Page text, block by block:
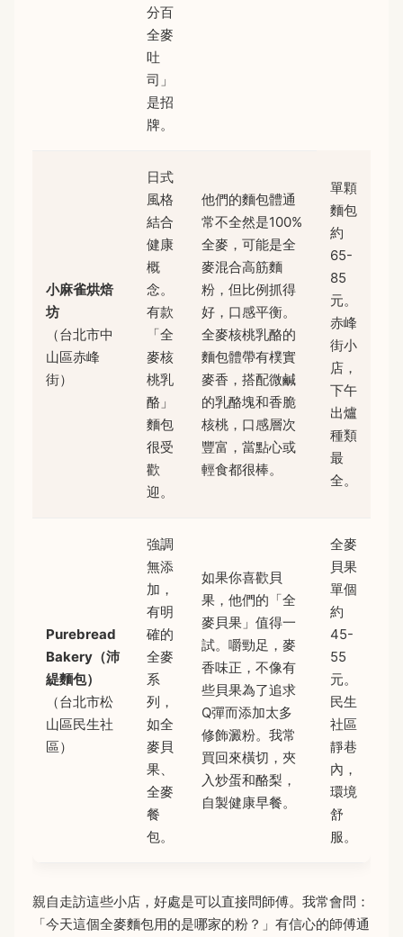
分百
全麥
吐
司」
是招
牌。
小麻雀烘焙
坊
（台北市中
山區赤峰
街）
日式
風格
結合
健康
概
念。
有款
「全
麥核
桃乳
酪」
麵包
很受
歡
迎。
他們的麵包體通
常不全然是100%
全麥，可能是全
麥混合高筋麵
粉，但比例抓得
好，口感平衡。
全麥核桃乳酪的
麵包體帶有樸實
麥香，搭配微鹹
的乳酪塊和香脆
核桃，口感層次
豐富，當點心或
輕食都很棒。
單顆
麵包
約
65-
85
元。
赤峰
街小
店，
下午
出爐
種類
最
全。
Purebread
Bakery（沛
緹麵包）
（台北市松
山區民生社
區）
強調
無添
加，
有明
確的
全麥
系
列，
如全
麥貝
果、
全麥
餐
包。
如果你喜歡貝
果，他們的「全
麥貝果」值得一
試。嚼勁足，麥
香味正，不像有
些貝果為了追求
Q彈而添加太多
修飾澱粉。我常
買回來橫切，夾
入炒蛋和酪梨，
自製健康早餐。
全麥
貝果
單個
約
45-
55
元。
民生
社區
靜巷
內，
環境
舒
服。
親自走訪這些小店，好處是可以直接問師傅。我常會問：
「今天這個全麥麵包用的是哪家的粉？」有信心的師傅通